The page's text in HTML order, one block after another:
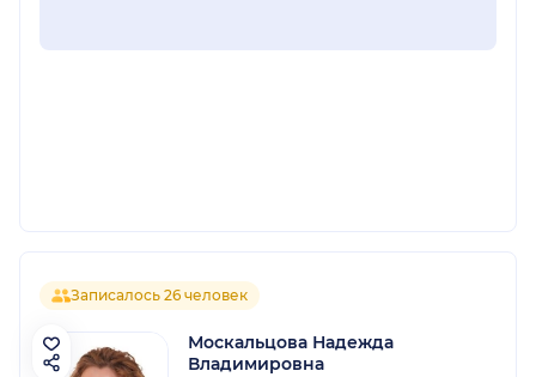
Записалось 26 человек
Москальцова Надежда
Владимировна